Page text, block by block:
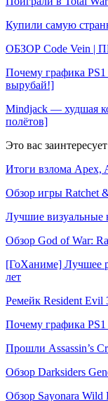
Купили самую
ОБЗОР Code Vein
Почему графика PS1
вырубай!]
Mindjack — худшая
полётов]
Это вас
Итоги взлома Apex,
Обзор игры Ratchet
Лучшие
Обзор God of War:
[ГоХаниме] Лучшее
лет
Ремейк Resident Evil
Почему графика
Прошли Assassin’s
Обзор Darksiders
Обзор Sayonara Wild